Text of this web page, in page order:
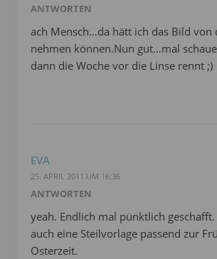
ANTWORTEN
ach Mensch…da hätt ich das Bild von
nehmen können.Nun gut…mal
dann die Woche vor die Linse rennt ;)
EVA
25. APRIL 2011 UM 16:36
ANTWORTEN
yeah. Endlich mal pünktlich
auch eine Steilvorlage passend zur
Osterzeit.